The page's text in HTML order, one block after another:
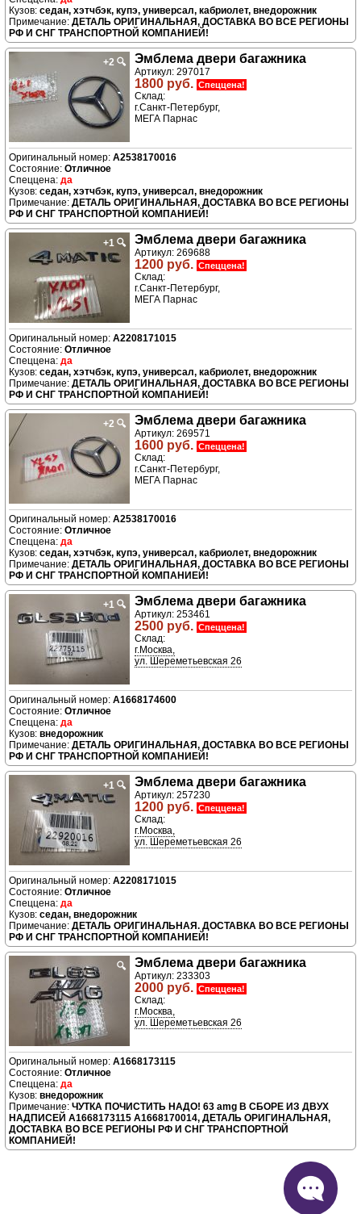
седан, хэтчбэк, купэ, универсал, кабриолет, внедорожник
ДЕТАЛЬ ОРИГИНАЛЬНАЯ, ДОСТАВКА ВО ВСЕ РЕГИОНЫ
РФ И СНГ ТРАНСПОРТНОЙ КОМПАНИЕЙ!
+2 🔍 Эмблема двери багажника
Артикул: 297017
1800 руб. Спеццена!
Склад:
г.Санкт-Петербург,
МЕГА Парнас
A2538170016
Отличное
да
седан, хэтчбэк, купэ, универсал, внедорожник
ДЕТАЛЬ ОРИГИНАЛЬНАЯ, ДОСТАВКА ВО ВСЕ РЕГИОНЫ
РФ И СНГ ТРАНСПОРТНОЙ КОМПАНИЕЙ!
+1 🔍 Эмблема двери багажника
Артикул: 269688
1200 руб. Спеццена!
Склад:
г.Санкт-Петербург,
МЕГА Парнас
A2208171015
Отличное
да
седан, хэтчбэк, купэ, универсал, кабриолет, внедорожник
ДЕТАЛЬ ОРИГИНАЛЬНАЯ, ДОСТАВКА ВО ВСЕ РЕГИОНЫ
РФ И СНГ ТРАНСПОРТНОЙ КОМПАНИЕЙ!
+2 🔍 Эмблема двери багажника
Артикул: 269571
1600 руб. Спеццена!
Склад:
г.Санкт-Петербург,
МЕГА Парнас
A2538170016
Отличное
да
седан, хэтчбэк, купэ, универсал, кабриолет, внедорожник
ДЕТАЛЬ ОРИГИНАЛЬНАЯ, ДОСТАВКА ВО ВСЕ РЕГИОНЫ
РФ И СНГ ТРАНСПОРТНОЙ КОМПАНИЕЙ!
+1 🔍 Эмблема двери багажника
Артикул: 253461
2500 руб. Спеццена!
Склад:
г.Москва,
ул. Шереметьевская 26
A1668174600
Отличное
да
внедорожник
ДЕТАЛЬ ОРИГИНАЛЬНАЯ, ДОСТАВКА ВО ВСЕ РЕГИОНЫ
РФ И СНГ ТРАНСПОРТНОЙ КОМПАНИЕЙ!
+1 🔍 Эмблема двери багажника
Артикул: 257230
1200 руб. Спеццена!
Склад:
г.Москва,
ул. Шереметьевская 26
A2208171015
Отличное
да
седан, внедорожник
ДЕТАЛЬ ОРИГИНАЛЬНАЯ. ДОСТАВКА ВО ВСЕ РЕГИОНЫ
РФ И СНГ ТРАНСПОРТНОЙ КОМПАНИЕЙ!
🔍 Эмблема двери багажника
Артикул: 233303
2000 руб. Спеццена!
Склад:
г.Москва,
ул. Шереметьевская 26
A1668173115
Отличное
да
внедорожник
ЧУТКА ПОЧИСТИТЬ НАДО! 63 amg В СБОРЕ ИЗ ДВУХ
НАДПИСЕЙ A1668173115 A1668170014, ДЕТАЛЬ ОРИГИНАЛЬНАЯ,
ДОСТАВКА ВО ВСЕ РЕГИОНЫ РФ И СНГ ТРАНСПОРТНОЙ
КОМПАНИЕЙ!